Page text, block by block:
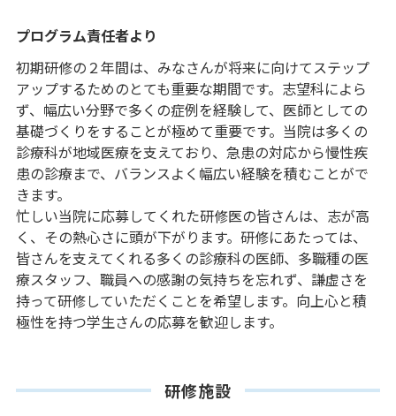
プログラム責任者より
初期研修の２年間は、みなさんが将来に向けてステップ
アップするためのとても重要な期間です。志望科によら
ず、幅広い分野で多くの症例を経験して、医師としての
基礎づくりをすることが極めて重要です。当院は多くの
診療科が地域医療を支えており、急患の対応から慢性疾
患の診療まで、バランスよく幅広い経験を積むことがで
きます。
忙しい当院に応募してくれた研修医の皆さんは、志が高
く、その熱心さに頭が下がります。研修にあたっては、
皆さんを支えてくれる多くの診療科の医師、多職種の医
療スタッフ、職員への感謝の気持ちを忘れず、謙虚さを
持って研修していただくことを希望します。向上心と積
極性を持つ学生さんの応募を歓迎します。
研修施設